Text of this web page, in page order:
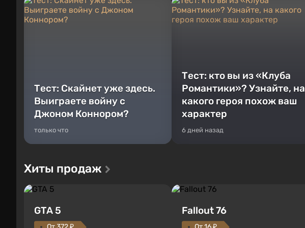
Тест: Скайнет уже здесь.
Выиграете войну с
Джоном Коннором?
только что
Тест: кто вы из «Клуба
Романтики»? Узнайте, на
какого героя похож ваш
характер
6 дней назад
Хиты продаж
GTA 5 Fallout 76